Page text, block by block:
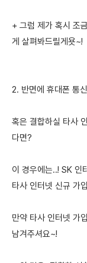
+ 그럼 제가 혹시 조
게 살펴봐드릴게욧~!
2. 반면에 휴대폰 통
혹은 결합하실 타사
다면?
이 경우에는..! SK 인
타사 인터넷 신규 가
만약 타사 인터넷 가
남겨주셔요~!